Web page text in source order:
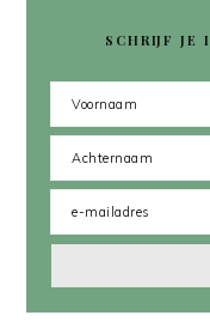
SCHRIJF JE